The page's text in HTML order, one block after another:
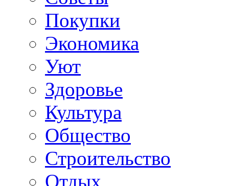
Покупки
Экономика
Уют
Здоровье
Культура
Общество
Строительство
Отдых